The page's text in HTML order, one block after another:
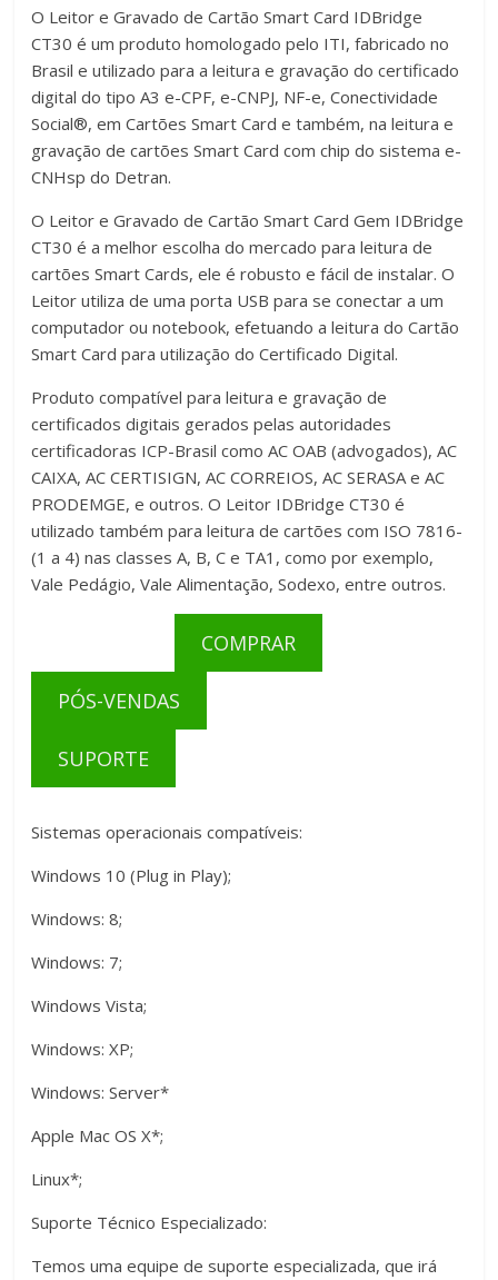
tutoriais
de
ajuda.
Somos
especializados
no
fornecimento
de
leitores,
tokens
USB
cartões
cards
para
uso
do
Certificado
Digital.
O Leitor e Gravado de Cartão Smart Card IDBridge
CT30 é um produto homologado pelo ITI, fabricado no
Brasil e utilizado para a leitura e gravação do certificado
digital do tipo A3 e-CPF, e-CNPJ, NF-e, Conectividade
Social®, em Cartões Smart Card e também, na leitura e
gravação de cartões Smart Card com chip do sistema e-
CNHsp do Detran.
O Leitor e Gravado de Cartão Smart Card Gem IDBridge
CT30 é a melhor escolha do mercado para leitura de
cartões Smart Cards, ele é robusto e fácil de instalar. O
Leitor utiliza de uma porta USB para se conectar a um
computador ou notebook, efetuando a leitura do Cartão
Smart Card para utilização do Certificado Digital.
Produto compatível para leitura e gravação de
certificados digitais gerados pelas autoridades
certificadoras ICP-Brasil como AC OAB (advogados), AC
CAIXA, AC CERTISIGN, AC CORREIOS, AC SERASA e AC
PRODEMGE, e outros. O Leitor IDBridge CT30 é
utilizado também para leitura de cartões com ISO 7816-
(1 a 4) nas classes A, B, C e TA1, como por exemplo,
Vale Pedágio, Vale Alimentação, Sodexo, entre outros.
COMPRAR
PÓS-VENDAS
SUPORTE
Sistemas operacionais compatíveis:
Windows 10 (Plug in Play);
Windows: 8;
Windows: 7;
Windows Vista;
Windows: XP;
Windows: Server*
Apple Mac OS X*;
Linux*;
Suporte Técnico Especializado:
Temos uma equipe de suporte especializada, que irá